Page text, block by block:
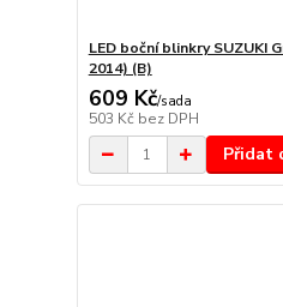
LED boční blinkry SUZUKI
2014) (B)
609 Kč/sada
503 Kč bez DPH
Přidat